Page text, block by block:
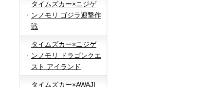
タイムズカー×ニジゲ
ンノモリ ゴジラ迎撃作
戦
タイムズカー×ニジゲ
ンノモリ ドラゴンクエ
スト アイランド
タイムズカー×AWAJI